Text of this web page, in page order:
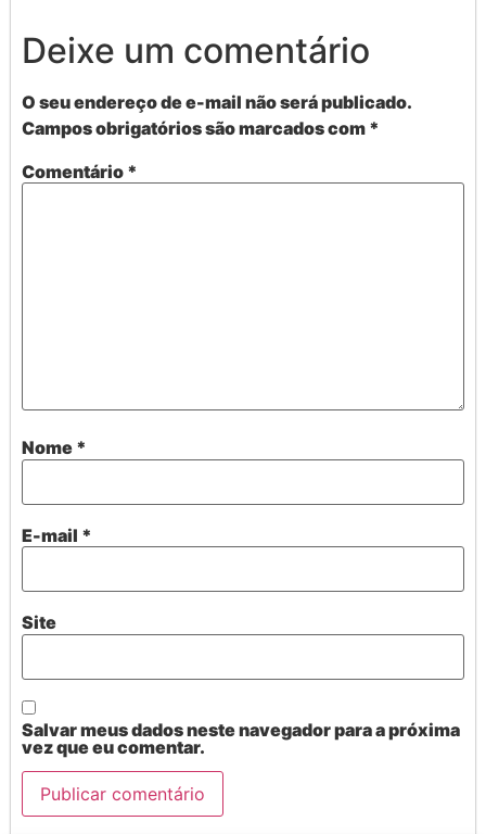
Deixe um comentário
O seu endereço de e-mail não será publicado.
Campos obrigatórios são marcados com *
Comentário *
Nome *
E-mail *
Site
Salvar meus dados neste navegador para a próxima
vez que eu comentar.